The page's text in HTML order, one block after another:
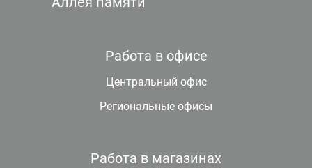
Работа в офисе
Центральный офис
Региональные офисы
Работа в магазинах